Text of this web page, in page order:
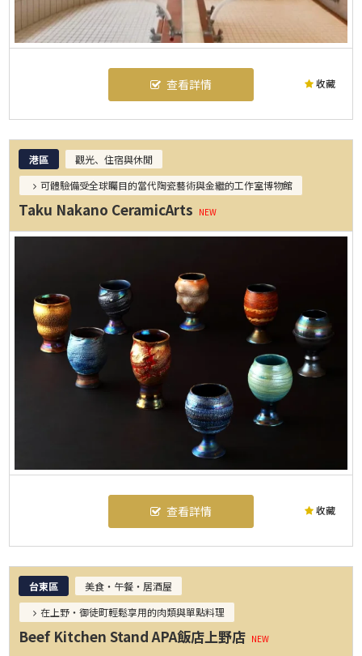
收藏
查看詳情
港區
觀光、住宿與休閒
可體驗備受全球矚目的當代陶瓷藝術與金繼的工作室博物館
收藏
Taku Nakano CeramicArts NEW
查看詳情
台東區
美食・午餐・居酒屋
在上野・御徒町輕鬆享用的肉類與單點料理
Beef Kitchen Stand APA飯店上野店 NEW